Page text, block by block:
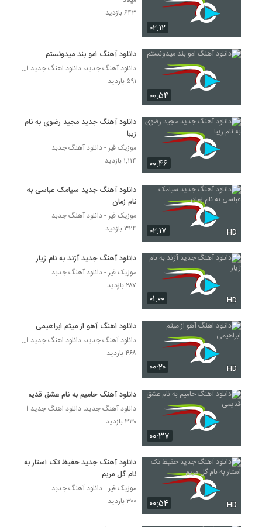
دانلود آهنگ فرهاد سخایی معجزه عشق
دانلود آهنگ رضا همتی دلشکسته
دانلود آهنگ مهدی سروری کنارم بمون
(Mehdi Sarvari Kenaram Bemoun)
۵۰۴ بازدید
امیرحسین کاملی آهنگ عزیزمه
Mehdi Hashemi Naya Samtam
357
موزیک زیبای قصه عشق از حامد صفاپور
358
دانلود آهنگ یاسر ملک به من پشت کردی
۵۷۴ بازدید
دانلود آهنگ علی سفلی جذاب
360
دانلود آهنگ منه بی قرارو از امیرحسین
۱,۱۵۸ بازدید
دانلود آهنگ مشکات ضربان قلبم
۱,۱۱۹ بازدید
Puzzle Band Maghror o Ashegh
Remix II
مهدی تارخ آهنگ جاذبه
۰۲:۱۲
۶۴۳ بازدید
۰۰:۵۴
دانلود آهنگ امو بند میدونستم
دانلود آهنگ جدید، دانلود اهنگ جدید ایرانی
۵۹۱ بازدید
۰۰:۴۶
دانلود آهنگ جدید مجید رضوی به نام
زیبا
موزیک قیر - دانلود آهنگ جدبد
۱,۱۱۴ بازدید
۰۲:۱۷ HD
دانلود آهنگ جدید سیامک عباسی به
نام زمان
موزیک قیر - دانلود آهنگ جدبد
۳۲۴ بازدید
۰۱:۰۰ HD
دانلود آهنگ جدید آژند به نام ژیار
موزیک قیر - دانلود آهنگ جدبد
۲۸۷ بازدید
۰۰:۲۰ HD
دانلود اهنگ آهو از میثم ابراهیمی
دانلود آهنگ جدید، دانلود اهنگ جدید ایرانی
۴۶۸ بازدید
۰۰:۳۷
دانلود آهنگ حامیم به نام عشق قدیمی
دانلود آهنگ جدید، دانلود اهنگ جدید ایرانی
۳۳۰ بازدید
۰۰:۵۴ HD
دانلود آهنگ جدید حفیظ تک استار به
نام گل مریم
موزیک قیر - دانلود آهنگ جدبد
۳۰۰ بازدید